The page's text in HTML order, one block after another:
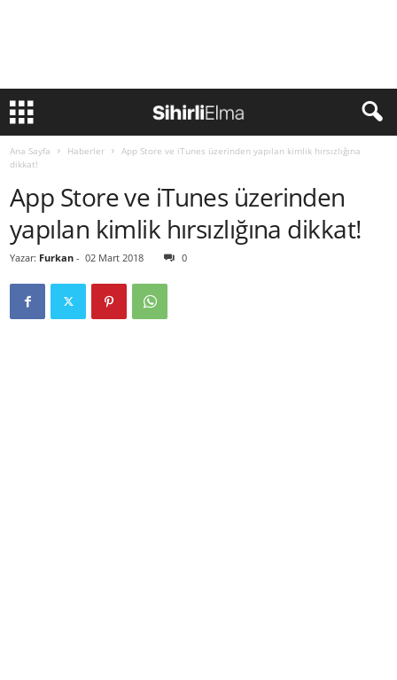
Ana Sayfa Haberler
App Store ve iTunes üzerinden yapılan kimlik hırsızlığına
dikkat!
App Store ve iTunes üzerinden
yapılan kimlik hırsızlığına dikkat!
Yazar: Furkan - 02 Mart 2018 0